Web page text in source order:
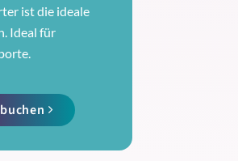
ist die ideale
Ideal für